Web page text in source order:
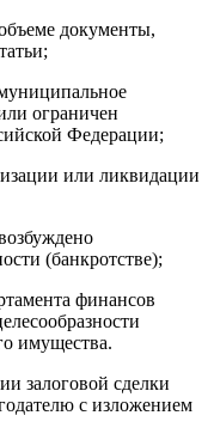
документы,
ограничен
Федерации;
или ликвидации
(банкротстве);
финансов
имущества.
залоговой сделки
с изложением